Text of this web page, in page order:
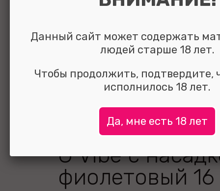
Мини-
G Vibe с
фиолетовый
Данный сайт может содержать
людей старше 18 лет.
Чтобы продолжить, подтвердите,
исполнилось 18 лет.
Да, мне есть 18 лет